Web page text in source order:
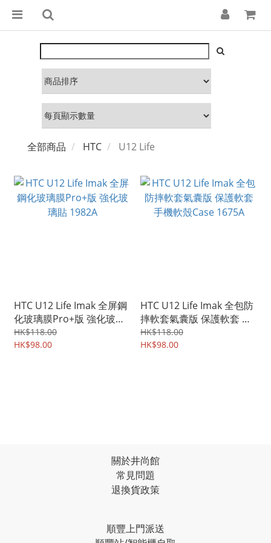
全部商品 HTC U12 Life
HTC U12 Life Imak 全屏鋼
化玻璃膜Pro+版 強化玻璃
貼 1982A
HK$118.00
HK$98.00
HTC U12 Life Imak 全包防
摔軟套氣囊版 保護軟套 手
機軟殼Case 1675A
HK$118.00
HK$98.00
關於井尚館
常見問題
退換貨政策
順豐上門派送